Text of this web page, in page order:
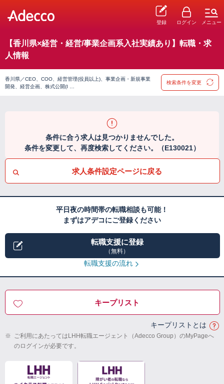
登録 ログイン メニュー
【香川県×経営・経営/事業企画系入社実績あり】転職・求
人情報
香川県／CEO、COO、経営管理(役員以上)、事業企画・新規事業
開発、経営企画、株式公開(I …
検索条件を変更
条件に合う求人は見つかりませんでした。
条件を変更して、再度検索してください。（E130021）
求人条件設定ページに戻る
平日夜の時間帯の転職相談も可能！
まずはアデコにご登録ください
転職支援に登録
（無料）
転職支援の流れ
キープリスト
キープリストとは
※ ご利用にあたってはLHH転職エージェント（Adecco Group）のMyPageへ
のログインが必要です。